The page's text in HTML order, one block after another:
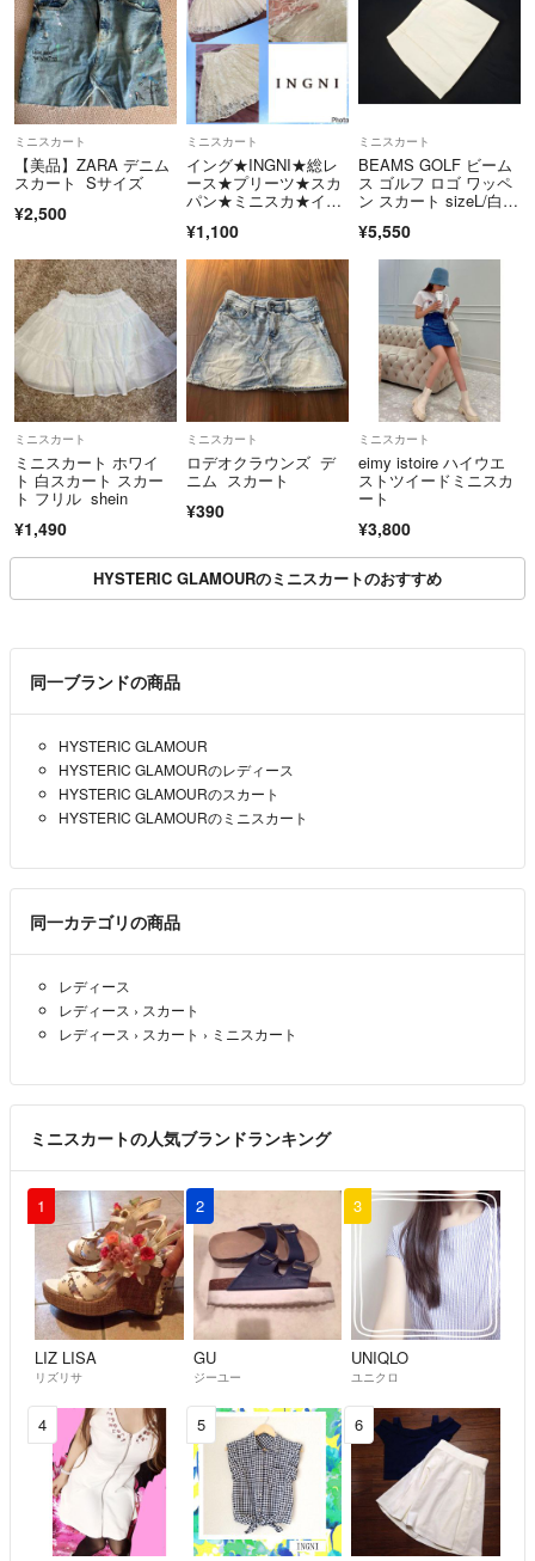
ミニスカート
【美品】ZARA デニム
スカート Sサイズ
¥2,500
ミニスカート
イング★INGNI★総レ
ース★プリーツ★スカ
パン★ミニスカ★イン
ーグランジ★フェミニ
ン★姫ロリ★
¥1,100
ミニスカート
BEAMS GOLF ビーム
ス ゴルフ ロゴ ワッペ
ン スカート sizeL/白 ■
¥5,550
ミニスカート
ミニスカート ホワイ
ト 白スカート スカー
ト フリル shein
¥1,490
ミニスカート
ロデオクラウンズ デ
ニム スカート
¥390
ミニスカート
eimy istoire ハイウエ
ストツイードミニスカ
ート
¥3,800
HYSTERIC GLAMOURのミニスカートのおすすめ
同一ブランドの商品
HYSTERIC GLAMOUR
HYSTERIC GLAMOURのレディース
HYSTERIC GLAMOURのスカート
HYSTERIC GLAMOURのミニスカート
同一カテゴリの商品
レディース
レディース › スカート
レディース › スカート › ミニスカート
ミニスカートの人気ブランドランキング
1
LIZ LISA
リズリサ
2
GU
ジーユー
3
UNIQLO
ユニクロ
4 5 6